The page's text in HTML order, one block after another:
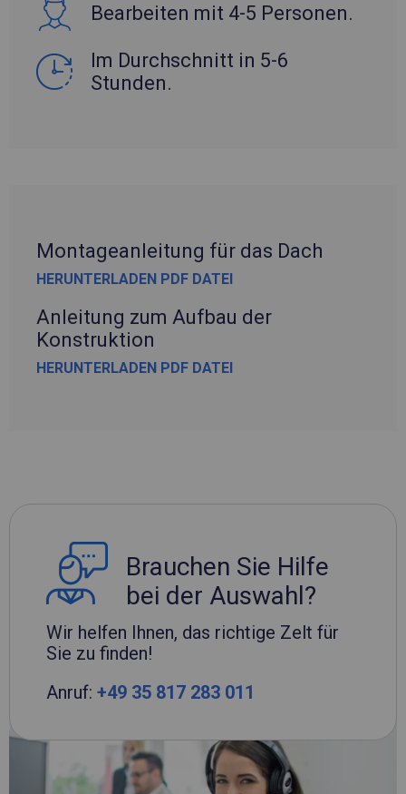
Bearbeiten mit 4-5 Personen.
Im Durchschnitt in 5-6
Stunden.
Montageanleitung für das Dach
HERUNTERLADEN PDF DATEI
Anleitung zum Aufbau der
Konstruktion
HERUNTERLADEN PDF DATEI
Brauchen Sie Hilfe
bei der Auswahl?
Wir helfen Ihnen, das richtige Zelt für
Sie zu finden!
Anruf: +49 35 817 283 011